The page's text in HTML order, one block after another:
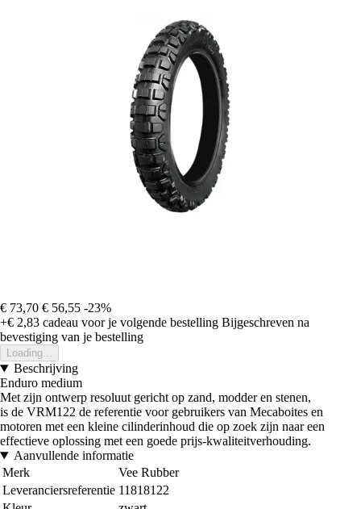
€ 73,70 € 56,55 -23%
+€ 2,83 cadeau voor je volgende bestelling Bijgeschreven na
bevestiging van je bestelling
Loading...
Beschrijving
Enduro medium
Met zijn ontwerp resoluut gericht op zand, modder en stenen,
is de VRM122 de referentie voor gebruikers van Mecaboites en
motoren met een kleine cilinderinhoud die op zoek zijn naar een
effectieve oplossing met een goede prijs-kwaliteitverhouding.
Aanvullende informatie
Merk
Vee Rubber
Leveranciersreferentie 11818122